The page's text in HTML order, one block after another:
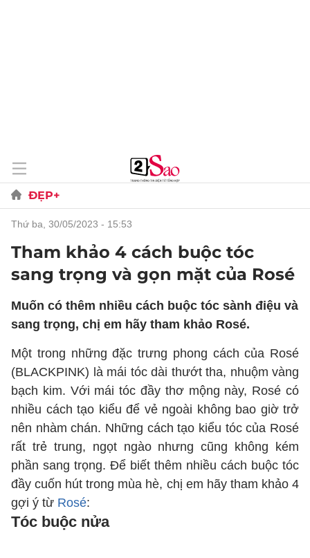
ĐẸP+
thứ ba, 30/05/2023 - 15:53
Tham khảo 4 cách buộc tóc
sang trọng và gọn mặt của Rosé
Muốn có thêm nhiều cách buộc tóc sành điệu và
sang trọng, chị em hãy tham khảo Rosé.
Một trong những đặc trưng phong cách của Rosé
(BLACKPINK) là mái tóc dài thướt tha, nhuộm vàng
bạch kim. Với mái tóc đầy thơ mộng này, Rosé có
nhiều cách tạo kiểu để vẻ ngoài không bao giờ trở
nên nhàm chán. Những cách tạo kiểu tóc của Rosé
rất trẻ trung, ngọt ngào nhưng cũng không kém
phần sang trọng. Để biết thêm nhiều cách buộc tóc
đầy cuốn hút trong mùa hè, chị em hãy tham khảo 4
gợi ý từ Rosé:
Tóc buộc nửa